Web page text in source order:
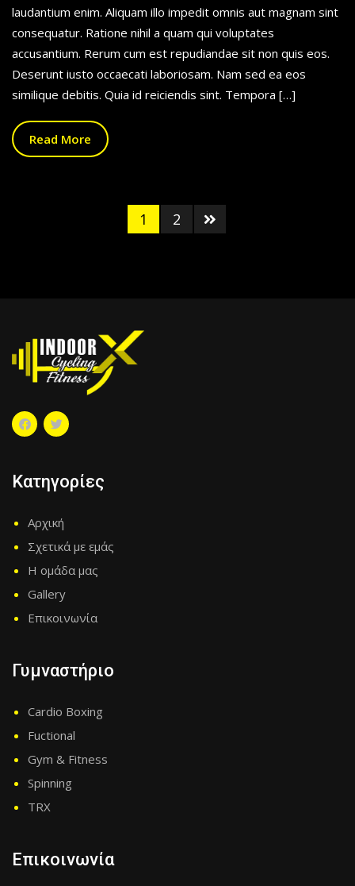
laudantium enim. Aliquam illo impedit omnis aut magnam sint
consequatur. Ratione nihil a quam qui voluptates
accusantium. Rerum cum est repudiandae sit non quis eos.
Deserunt iusto occaecati laboriosam. Nam sed ea eos
similique debitis. Quia id reiciendis sint. Tempora […]
Read More
1 2
Κατηγορίες
Αρχική
Σχετικά με εμάς
Η ομάδα μας
Gallery
Επικοινωνία
Γυμναστήριο
Cardio Boxing
Fuctional
Gym & Fitness
Spinning
TRX
Επικοινωνία